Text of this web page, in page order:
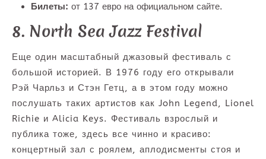
Билеты: от 137 евро на официальном сайте.
8. North Sea Jazz Festival
Еще один масштабный джазовый фестиваль с
большой историей. В 1976 году его открывали
Рэй Чарльз и Стэн Гетц, а в этом году можно
послушать таких артистов как John Legend, Lionel
Richie и Alicia Keys. Фестиваль взрослый и
публика тоже, здесь все чинно и красиво:
концертный зал с роялем, аплодисменты стоя и